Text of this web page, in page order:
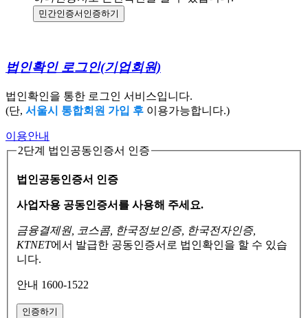
민간인증서 인증하기
법인확인 로그인(기업회원)
법인확인을 통한 로그인 서비스입니다.
(단, 서울시 통합회원 가입 후 이용가능합니다.)
이용안내
2단계 법인공동인증서 인증
법인공동인증서 인증
사업자용 공동인증서를 사용해 주세요.
금융결제원, 코스콤, 한국정보인증, 한국전자인증,
KTNET에서 발급한 공동인증서로 법인확인을 할 수 있습
니다.
안내 1600-1522
인증하기